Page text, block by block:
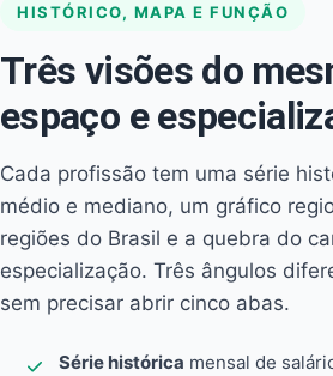
HISTÓRICO, MAPA E FUNÇÃO
Três visões do
espaço e
Cada profissão tem uma série
médio e mediano, um gráfico
regiões do Brasil e a quebra do
especialização. Três ângulos
sem precisar abrir cinco abas.
Série histórica mensal de